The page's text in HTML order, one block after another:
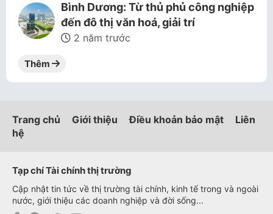
Bình Dương: Từ thủ phủ công nghiệp
đến đô thị văn hoá, giải trí
2 năm trước
Thêm
Trang chủ Giới thiệu Điều khoản bảo mật
Liên
hệ
Tạp chí Tài chính thị trường
Cập nhật tin tức về thị trường tài chính, kinh tế trong và ngoài
nước, giới thiệu các doanh nghiệp và đời sống...